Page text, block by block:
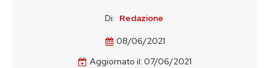
Di: Redazione
08/06/2021
Aggiornato il: 07/06/2021